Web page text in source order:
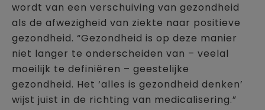
wordt van een verschuiving van gezondheid
als de afwezigheid van ziekte naar positieve
gezondheid. “Gezondheid is op deze manier
niet langer te onderscheiden van – veelal
moeilijk te definiëren – geestelijke
gezondheid. Het ‘alles is gezondheid denken’
wijst juist in de richting van medicalisering.”